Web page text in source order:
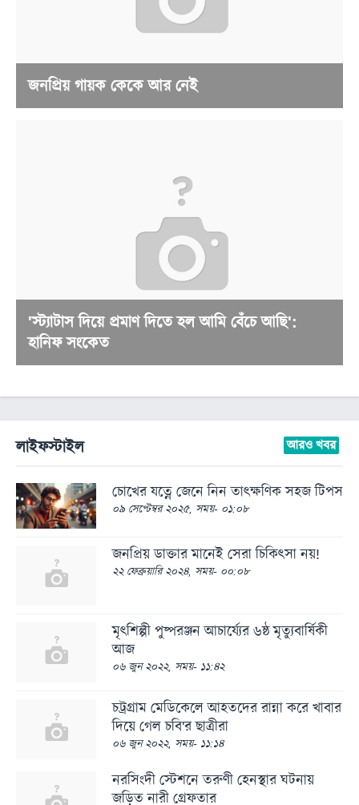
জনপ্রিয় গায়ক কেকে আর নেই
'স্ট্যাটাস দিয়ে প্রমাণ দিতে হল আমি বেঁচে আছি':
হানিফ সংকেত
লাইফস্টাইল আরও খবর
চোখের যত্নে জেনে নিন তাৎক্ষণিক সহজ টিপস
০৯ সেপ্টেম্বর ২০২৫, সময়- ০১:০৮
জনপ্রিয় ডাক্তার মানেই সেরা চিকিৎসা নয়!
২২ ফেব্রুয়ারি ২০২৪, সময়- ০০:০৮
মৃৎশিল্পী পুষ্পরঞ্জন আচার্য্যের ৬ষ্ঠ মৃত্যুবার্ষিকী
আজ
০৬ জুন ২০২২, সময়- ১১:৪২
চট্রগ্রাম মেডিকেলে আহতদের রান্না করে খাবার
দিয়ে গেল চবি'র ছাত্রীরা
০৬ জুন ২০২২, সময়- ১১:১৪
নরসিংদী স্টেশনে তরুণী হেনস্থার ঘটনায়
জড়িত নারী গ্রেফতার